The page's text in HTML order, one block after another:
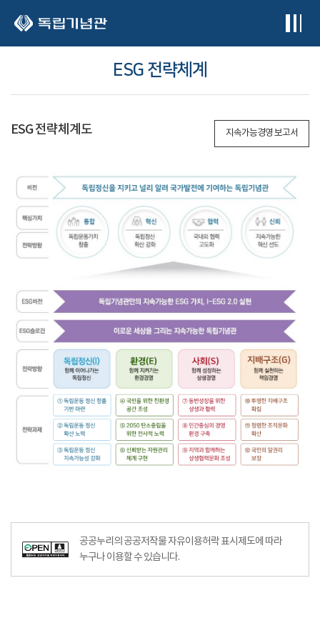
ESG 전략체계
ESG 전략체계도 지속가능경영 보고서
공공누리의 공공저작물 자유이용허락 표시제도에 따라
누구나 이용할 수 있습니다.